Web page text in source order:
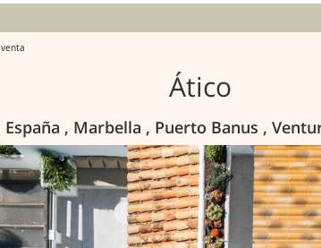
Ático
España , Marbella , Puerto Banus ,